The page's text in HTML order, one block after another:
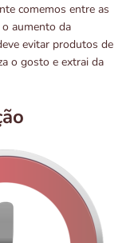
comemos entre as
o aumento da
evitar produtos de
o gosto e extrai da